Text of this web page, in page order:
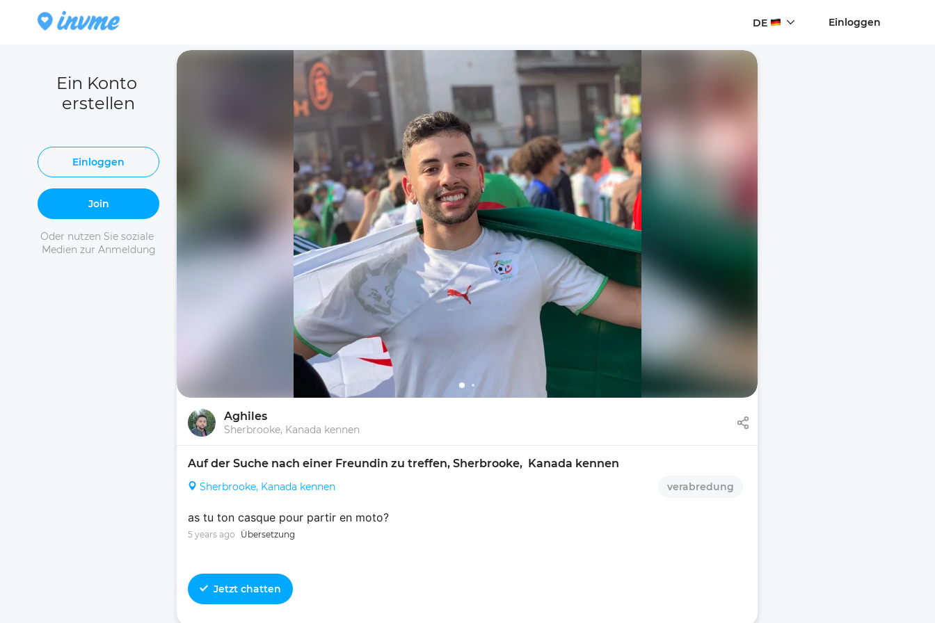
DE Einloggen
Ein Konto
erstellen
Einloggen
Join
Oder nutzen Sie soziale
Medien zur Anmeldung
Aghiles
Sherbrooke, Kanada kennen
Auf der Suche nach einer Freundin zu treffen, Sherbrooke,  Kanada kennen
Sherbrooke, Kanada kennen verabredung
as tu ton casque pour partir en moto?
5 years ago Übersetzung
Jetzt chatten